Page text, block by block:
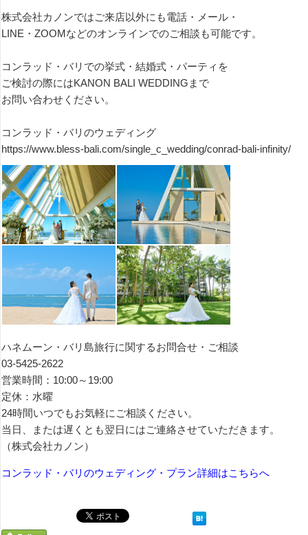
株式会社カノンではご来店以外にも電話・メール・
LINE・ZOOMなどのオンラインでのご相談も可能です。
コンラッド・バリでの挙式・結婚式・パーティを
ご検討の際にはKANON BALI WEDDINGまで
お問い合わせください。
コンラッド・バリのウェディング
https://www.bless-bali.com/single_c_wedding/conrad-bali-infinity/
ハネムーン・バリ島旅行に関するお問合せ・ご相談
03-5425-2622
営業時間：10:00～19:00
定休：水曜
24時間いつでもお気軽にご相談ください。
当日、または遅くとも翌日にはご連絡させていただきます。
（株式会社カノン）
コンラッド・バリのウェディング・プラン詳細はこちらへ